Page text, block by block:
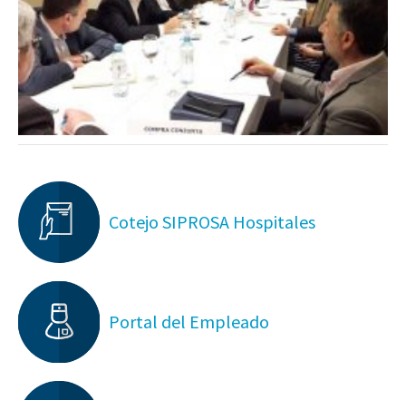
Cotejo SIPROSA Hospitales
Portal del Empleado